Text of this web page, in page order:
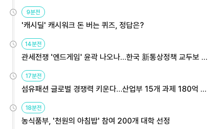
9분전
'캐시딜' 캐시워크 돈 버는 퀴즈, 정답은?
14분전
관세전쟁 '엔드게임' 윤곽 나오나…한국 新통상정책 교두보 활
17분전
섬유패션 글로벌 경쟁력 키운다…산업부 15개 과제 180억 지
18분전
농식품부, '천원의 아침밥' 참여 200개 대학 선정